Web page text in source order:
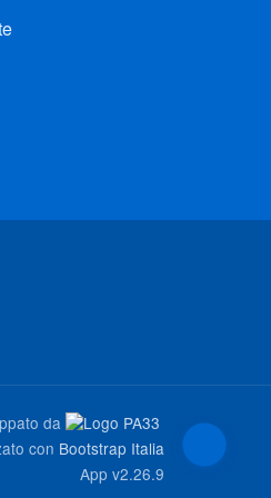
da
con Bootstrap Italia
App v2.26.9